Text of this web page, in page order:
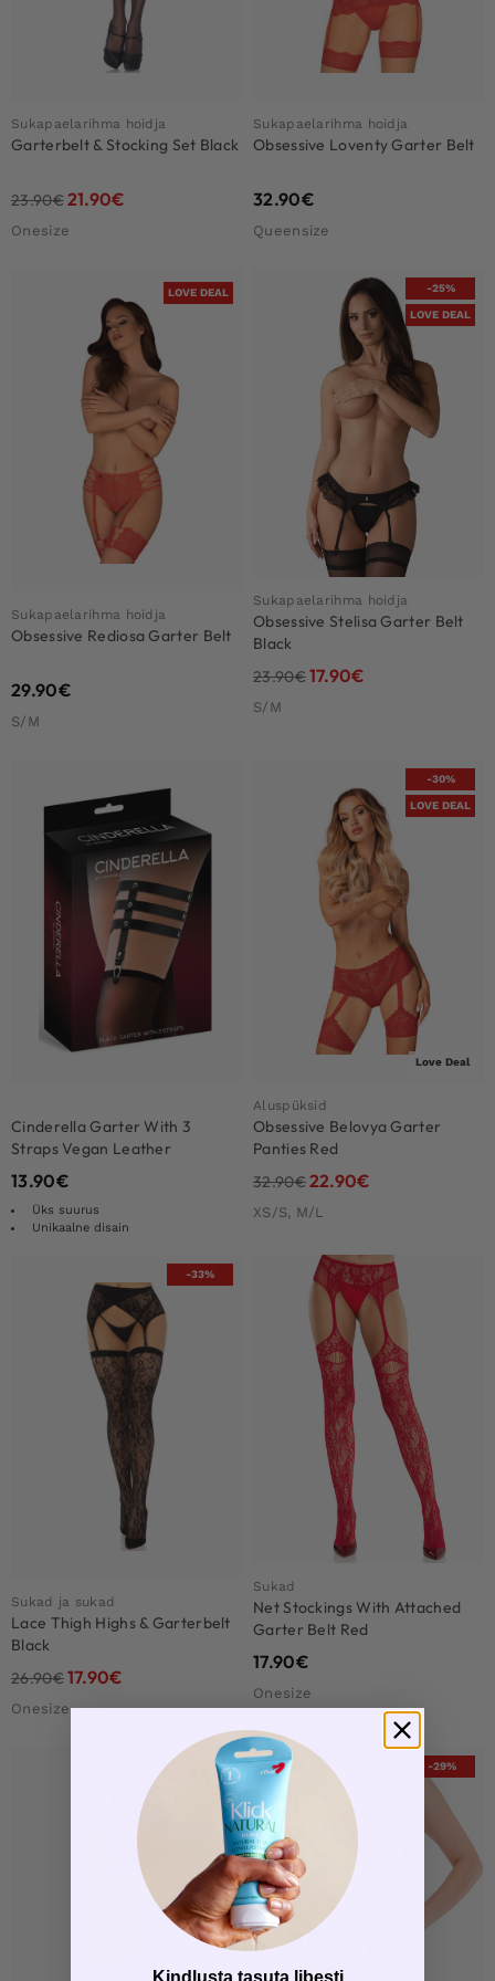
Sukapaelarihma hoidja
Garterbelt & Stocking Set Black
23.90€21.90€
Onesize
Sukapaelarihma hoidja
Obsessive Loventy Garter Belt
32.90€
Queensize
LOVE DEAL
Sukapaelarihma hoidja
Obsessive Rediosa Garter Belt
29.90€
S/M
-25%
LOVE DEAL
Sukapaelarihma hoidja
Obsessive Stelisa Garter Belt
Black
23.90€17.90€
S/M
Cinderella Garter With 3
Straps Vegan Leather
13.90€
Üks suurus
Unikaalne disain
-30%
LOVE DEAL
Love Deal
Aluspüksid
Obsessive Belovya Garter
Panties Red
32.90€22.90€
XS/S, M/L
-33%
Sukad ja sukad
Lace Thigh Highs & Garterbelt
Black
26.90€17.90€
Onesize
Sukad
Net Stockings With Attached
Garter Belt Red
17.90€
Onesize
LOVE DEAL -29%
Kindlusta tasuta libesti